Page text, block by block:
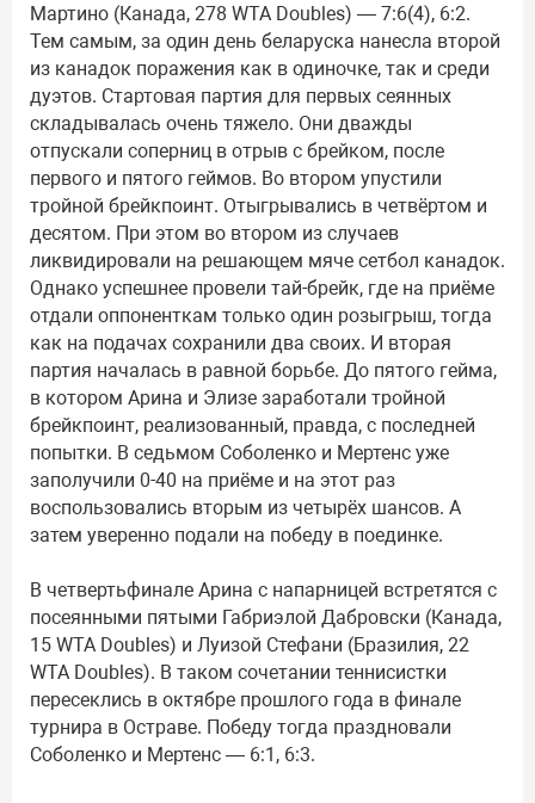
Мартино (Канада, 278 WTA Doubles) — 7:6(4), 6:2.
Тем самым, за один день беларуска нанесла второй
из канадок поражения как в одиночке, так и среди
дуэтов. Стартовая партия для первых сеянных
складывалась очень тяжело. Они дважды
отпускали соперниц в отрыв с брейком, после
первого и пятого геймов. Во втором упустили
тройной брейкпоинт. Отыгрывались в четвёртом и
десятом. При этом во втором из случаев
ликвидировали на решающем мяче сетбол канадок.
Однако успешнее провели тай-брейк, где на приёме
отдали оппоненткам только один розыгрыш, тогда
как на подачах сохранили два своих. И вторая
партия началась в равной борьбе. До пятого гейма,
в котором Арина и Элизе заработали тройной
брейкпоинт, реализованный, правда, с последней
попытки. В седьмом Соболенко и Мертенс уже
заполучили 0-40 на приёме и на этот раз
воспользовались вторым из четырёх шансов. А
затем уверенно подали на победу в поединке.
В четвертьфинале Арина с напарницей встретятся с
посеянными пятыми Габриэлой Дабровски (Канада,
15 WTA Doubles) и Луизой Стефани (Бразилия, 22
WTA Doubles). В таком сочетании теннисистки
пересеклись в октябре прошлого года в финале
турнира в Остраве. Победу тогда праздновали
Соболенко и Мертенс — 6:1, 6:3.